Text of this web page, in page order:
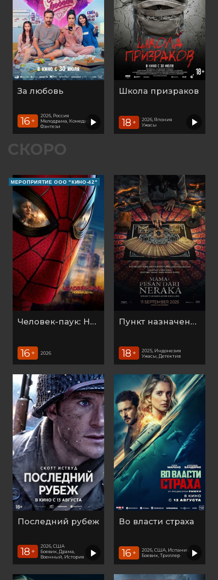
За любовь
16 +
2026, Россия
Мелодрама, Комедия,
Фэнтези
Школа призраков
18 +
2026, Япония
Ужасы
СКОРО
МЕРОПРИЯТИЕ ООО "КИНО-42"
Человек-паук: Новый день (2026)
16 + 2026
Пункт назначения: Таро
18 +
2025, Индонезия
Ужасы, Детектив
Последний рубеж
18 +
2026, США
Боевик, Драма,
Военный, История
Во власти страха
16 +
2026, США, Испания
Боевик, Триллер